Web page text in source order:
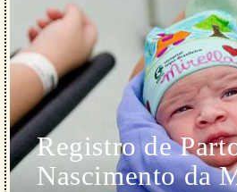
Registro de
Nascimento da